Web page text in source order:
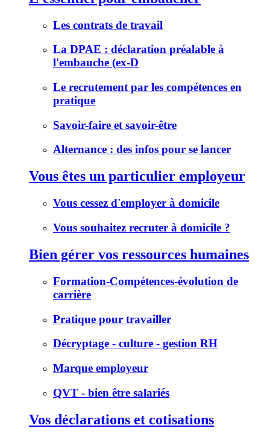
Les contrats de travail
La DPAE : déclaration préalable à
l'embauche (ex-D
Le recrutement par les compétences en
pratique
Savoir-faire et savoir-être
Alternance : des infos pour se lancer
Vous êtes un particulier employeur
Vous cessez d'employer à domicile
Vous souhaitez recruter à domicile ?
Bien gérer vos ressources humaines
Formation-Compétences-évolution de
carrière
Pratique pour travailler
Décryptage - culture - gestion RH
Marque employeur
QVT - bien être salariés
Vos déclarations et cotisations